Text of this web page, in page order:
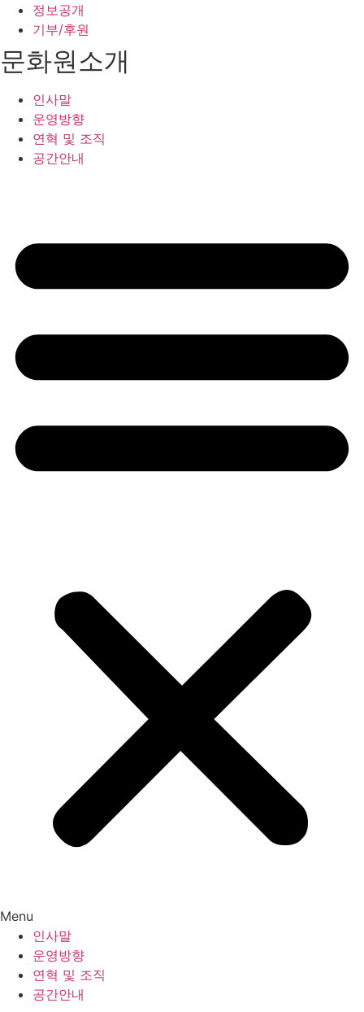
정보공개
기부/후원
문화원소개
인사말
운영방향
연혁 및 조직
공간안내
Menu
인사말
운영방향
연혁 및 조직
공간안내